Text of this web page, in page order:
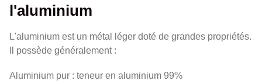
l'aluminium
L'aluminium est un métal léger doté de grandes propriétés.
Il possède généralement :
Aluminium pur : teneur en aluminium 99%